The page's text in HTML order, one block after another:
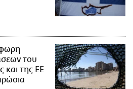
του
και της ΕΕ